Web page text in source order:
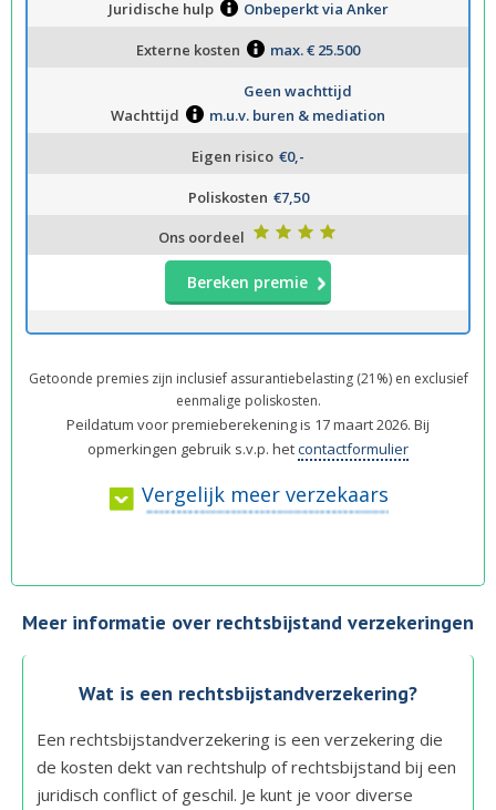
Juridische hulp Onbeperkt via Anker
Externe kosten max. € 25.500
Wachttijd
Geen wachttijd
m.u.v. buren & mediation
Eigen risico €0,-
Poliskosten €7,50
Ons oordeel
Bereken premie
Getoonde premies zijn inclusief assurantiebelasting (21%) en exclusief
eenmalige poliskosten.
Peildatum voor premieberekening is 17 maart 2026. Bij
opmerkingen gebruik s.v.p. hetcontactformulier
Vergelijk meer verzekaars
Meer informatie over rechtsbijstand verzekeringen
Wat is een rechtsbijstandverzekering?
Een rechtsbijstandverzekering is een verzekering die
de kosten dekt van rechtshulp of rechtsbijstand bij een
juridisch conflict of geschil. Je kunt je voor diverse